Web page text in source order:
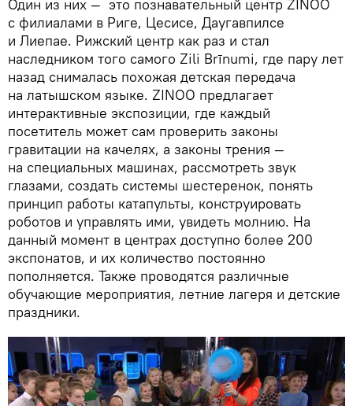
Один из них — это познавательный центр ZINOO
с филиалами в Риге, Цесисе, Даугавпилсе
и Лиепае. Рижский центр как раз и стал
наследником того самого Zili Brīnumi, где пару лет
назад снималась похожая детская передача
на латышском языке. ZINOO предлагает
интерактивные экспозиции, где каждый
посетитель может сам проверить законы
гравитации на качелях, а законы трения —
на специальных машинах, рассмотреть звук
глазами, создать системы шестеренок, понять
принцип работы катапульты, конструировать
роботов и управлять ими, увидеть молнию. На
данный момент в центрах доступно более 200
экспонатов, и их количество постоянно
пополняется. Также проводятся различные
обучающие мероприятия, летние лагеря и детские
праздники.